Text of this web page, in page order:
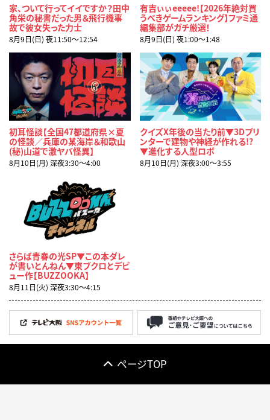
家、ついて行ってイイですか？田中
角栄の秘書だった男＆飛行機事
故で彼女失った力士
8月9日(日) 夜11:50〜12:54
有吉ぃぃeeeee!【2026年絶対買
うべきゲームランキング】ファミ通
編集部がガチ厳選！
8月9日(日) 夜1:00〜1:48
初耳怪談【全国47都道府県×夏
の怪談／兵庫の某海岸＆和歌山
(秘)山道で激ヤバ怪異】
8月10日(月) 深夜3:30〜4:00
クイズX年後の当たり前▼3Dプリ
ンターで建物や神経が作れる!?
▼進化する人型ロボ
8月10日(月) 深夜3:00〜3:55
さらば青春の光SP▼この本ダレ
が書いとんねん▼東ブクロとデビ
ュー作【BUZZOOKA】
8月11日(火) 深夜3:30〜4:15
ページTOP